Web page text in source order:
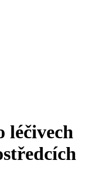
léčivech